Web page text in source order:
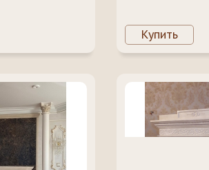
Купить